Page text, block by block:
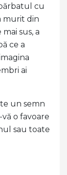
cu
murit din
sus, a
ce a
ai
un semn
o favoare
sau toate